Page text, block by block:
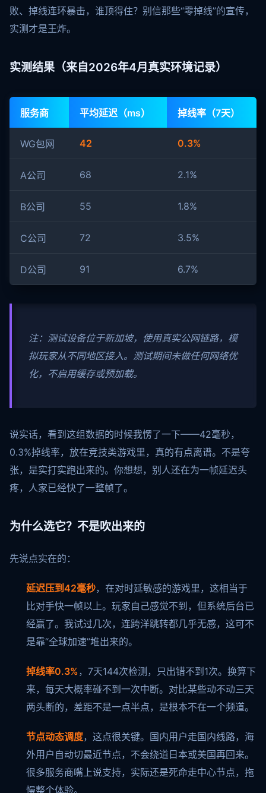
败、掉线连环暴击，谁顶得住？别信那些“零掉线”的宣传，
实测才是王炸。
实测结果（来自2026年4月真实环境记录）
服务商 平均延迟（ms） 掉线率（7天）
WG包网 42 0.3%
A公司 68 2.1%
B公司 55 1.8%
C公司 72 3.5%
D公司 91 6.7%
注：测试设备位于新加坡，使用真实公网链路，模
拟玩家从不同地区接入。测试期间未做任何网络优
化，不启用缓存或预加载。
说实话，看到这组数据的时候我愣了一下——42毫秒，
0.3%掉线率，放在竞技类游戏里，真的有点离谱。不是夸
张，是实打实跑出来的。你想想，别人还在为一帧延迟头
疼，人家已经快了一整帧了。
为什么选它？不是吹出来的
先说点实在的：
延迟压到42毫秒，在对时延敏感的游戏里，这相当于
比对手快一帧以上。玩家自己感觉不到，但系统后台已
经赢了。我试过几次，连跨洋跳转都几乎无感，这可不
是靠“全球加速”堆出来的。
掉线率0.3% ，7天144次检测，只出错不到1次。换算下
来，每天大概率碰不到一次中断。对比某些动不动三天
两头断的，差距不是一点半点，是根本不在一个频道。
节点动态调度，这点很关键。国内用户走国内线路，海
外用户自动切最近节点，不会绕道日本或美国再回来。
很多服务商嘴上说支持，实际还是死命走中心节点，拖
慢整个体验。